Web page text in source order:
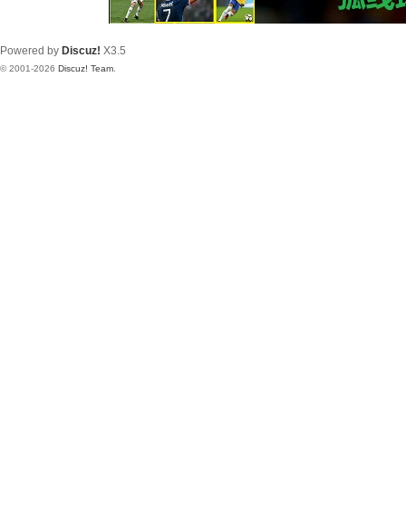
Powered by Discuz! X3.5
© 2001-2026 Discuz! Team